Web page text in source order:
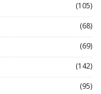
(105)
(68)
(69)
(142)
(95)